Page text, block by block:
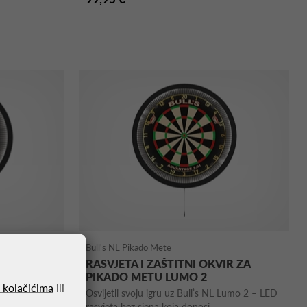
LED
Bull's NL Pikado Mete
RASVJETA I ZAŠTITNI OKVIR ZA
PIKADO METU LUMO 2
Osvijetli svoju igru uz Bull’s NL Lumo 2 – LED
ili